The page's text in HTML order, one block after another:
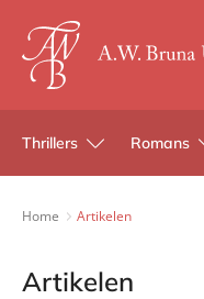
Thrillers Romans
Home Artikelen
Artikelen